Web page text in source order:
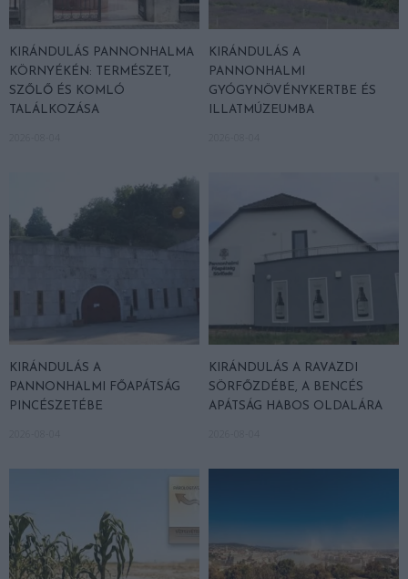
KIRÁNDULÁS PANNONHALMA
KÖRNYÉKÉN: TERMÉSZET,
SZŐLŐ ÉS KOMLÓ
TALÁLKOZÁSA
KIRÁNDULÁS A
PANNONHALMI
GYÓGYNÖVÉNYKERTBE ÉS
ILLATMÚZEUMBA
KIRÁNDULÁS A
PANNONHALMI FŐAPÁTSÁG
PINCÉSZETÉBE
KIRÁNDULÁS A RAVAZDI
SÖRFŐZDÉBE, A BENCÉS
APÁTSÁG HABOS OLDALÁRA